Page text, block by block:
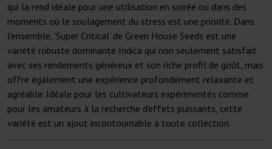
qui la rend idéale pour une utilisation en soirée ou dans des
moments où le soulagement du stress est une priorité. Dans
l'ensemble, 'Super Critical' de Green House Seeds est une
variété robuste dominante Indica qui non seulement satisfait
avec ses rendements généreux et son riche profil de goût, mais
offre également une expérience profondément relaxante et
agréable. Idéale pour les cultivateurs expérimentés comme
pour les amateurs à la recherche d'effets puissants, cette
variété est un ajout incontournable à toute collection.